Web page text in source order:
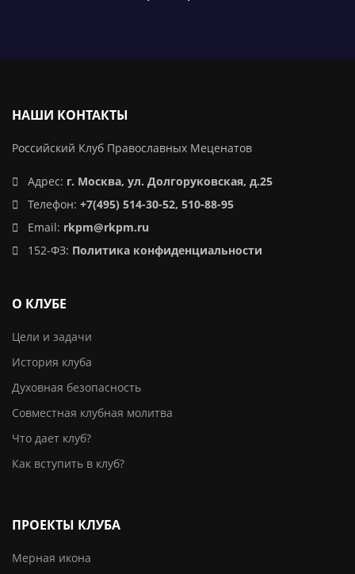
НАШИ КОНТАКТЫ
Российский Клуб Православных Меценатов
Адрес: г. Москва, ул. Долгоруковская, д.25
Телефон: +7(495) 514-30-52, 510-88-95
Email: rkpm@rkpm.ru
152-ФЗ: Политика конфиденциальности
О КЛУБЕ
Цели и задачи
История клуба
Духовная безопасность
Совместная клубная молитва
Что дает клуб?
Как вступить в клуб?
ПРОЕКТЫ КЛУБА
Мерная икона